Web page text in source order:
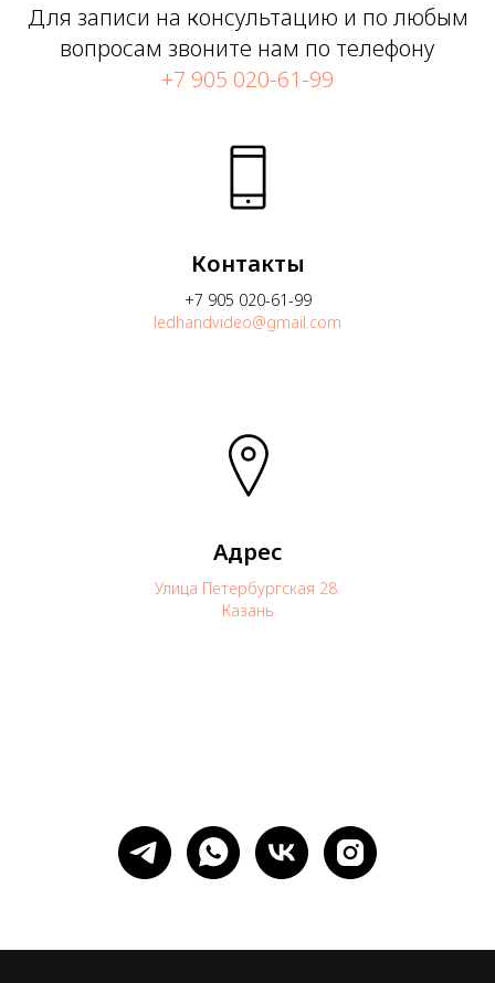
Для записи на консультацию и по любым
вопросам звоните нам по телефону
+7 905 020-61-99
Контакты
+7 905 020-61-99
ledhandvideo@gmail.com
Адрес
Улица Петербургская 28.
Казань